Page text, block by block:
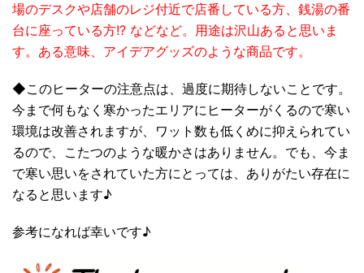
場のデスクや店舗のレジ付近で店番している方、銭湯の番
台に座っている方!? などなど。用途は沢山あると思いま
す。ある意味、アイデアグッズのような商品です。
◆このヒーターの注意点は、過度に期待しないことです。
今まで何もなく寒かったエリアにヒーターがくるので寒い
環境は改善されますが、ワット数も低くめに抑えられてい
るので、こたつのような暖かさはありません。でも、今ま
で寒い思いをされていた方にとっては、ありがたい存在に
なると思います♪
参考になれば幸いです♪